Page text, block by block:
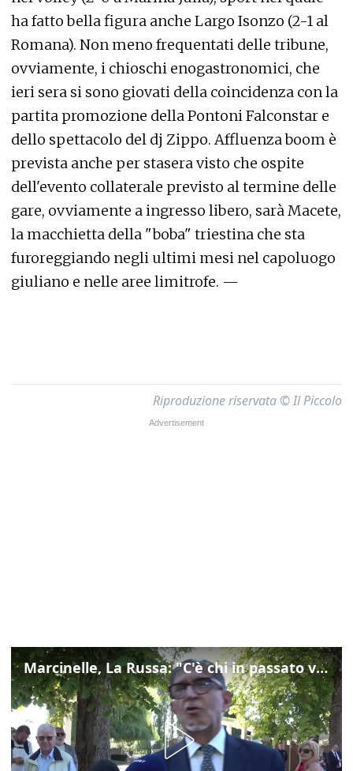
ha fatto bella figura anche Largo Isonzo (2-1 al
Romana). Non meno frequentati delle tribune,
ovviamente, i chioschi enogastronomici, che
ieri sera si sono giovati della coincidenza con la
partita promozione della Pontoni Falconstar e
dello spettacolo del dj Zippo. Affluenza boom è
prevista anche per stasera visto che ospite
dell'evento collaterale previsto al termine delle
gare, ovviamente a ingresso libero, sarà Macete,
la macchietta della "boba" triestina che sta
furoreggiando negli ultimi mesi nel capoluogo
giuliano e nelle aree limitrofe. —
Riproduzione riservata © Il Piccolo
Marcinelle, La Russa: "C'è chi in passato voltava le spalle a Marcinelle"